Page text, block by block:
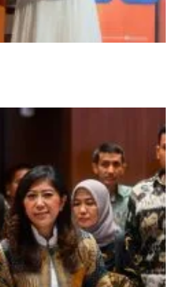
hemat bantu atur